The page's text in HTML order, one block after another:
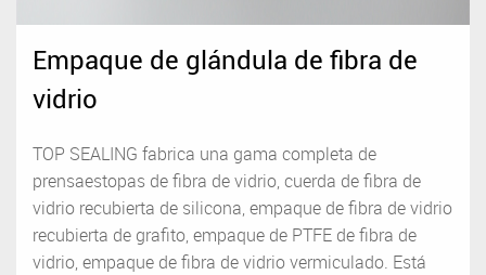
Empaque de glándula de fibra de
vidrio
TOP SEALING fabrica una gama completa de
prensaestopas de fibra de vidrio, cuerda de fibra de
vidrio recubierta de silicona, empaque de fibra de vidrio
recubierta de grafito, empaque de PTFE de fibra de
vidrio, empaque de fibra de vidrio vermiculado. Está